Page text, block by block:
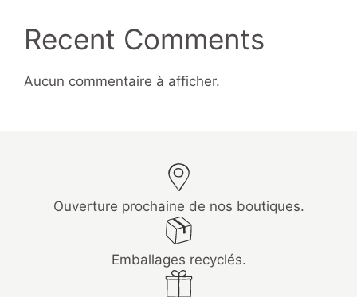
Recent Comments
Aucun commentaire à afficher.
Ouverture prochaine de nos boutiques.
Emballages recyclés.